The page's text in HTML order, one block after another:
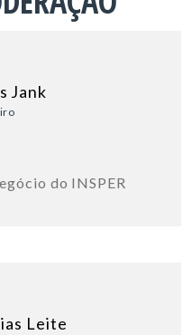
Jank
do INSPER
Leite